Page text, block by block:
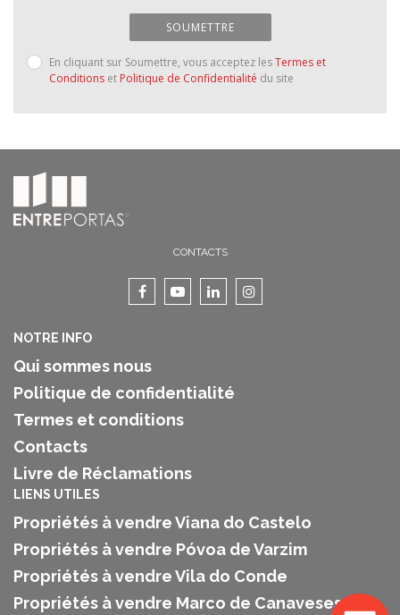
SOUMETTRE
En cliquant sur Soumettre, vous acceptez lesTermes et
Conditions et Politique de Confidentialité du site
CONTACTS
NOTRE INFO
Qui sommes nous
Politique de confidentialité
Termes et conditions
Contacts
Livre de Réclamations
LIENS UTILES
Propriétés à vendre Viana do Castelo
Propriétés à vendre Póvoa de Varzim
Propriétés à vendre Vila do Conde
Propriétés à vendre Marco de Canaveses